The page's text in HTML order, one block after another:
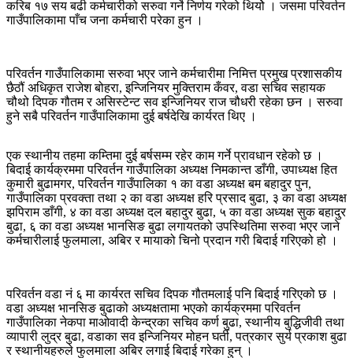
करिब १७ सय बढी कर्मचारीको सरुवा गर्ने निर्णय गरेको थियोे । जसमा परिवर्तन
गाउँपालिकामा पाँच जना कर्मचारी परेका हुन ।
परिवर्तन गाउँपालिकामा सरुवा भएर जाने कर्मचारीमा निमित्त प्रमुख प्रशासकीय
छैठौं अधिकृत राजेश बोहरा, इन्जिनियर मुक्तिराम कँवर, वडा सचिव सहायक
चौथो दिपक गौतम र असिस्टेन्ट सव इन्जिनियर राज चौधरी रहेका छन । सरुवा
हुने सबै परिवर्तन गाउँपालिकामा दुई बर्षदेखि कार्यरत थिए ।
एक स्थानीय तहमा कम्तिमा दुई बर्षसम्म रहेर काम गर्ने प्रावधान रहेको छ ।
बिदाई कार्यक्रममा परिवर्तन गाउँपालिका अध्यक्ष निमकान्त डाँगी, उपाध्यक्ष हित
कुमारी बुढामगर, परिवर्तन गाउँपालिका १ का वडा अध्यक्ष बम बहादुर पुन,
गाउँपालिका प्रवक्ता तथा २ का वडा अध्यक्ष हरि प्रसाद बुढा, ३ का वडा अध्यक्ष
झपिराम डाँगी, ४ का वडा अध्यक्ष दल बहादुर बुढा, ५ का वडा अध्यक्ष सुक बहादुर
बुढा, ६ का वडा अध्यक्ष भानसिङ बुढा लगायतको उपस्थितिमा सरुवा भएर जाने
कर्मचारीलाई फुलमाला, अबिर र मायाको चिनो प्रदान गरी बिदाई गरिएको हो ।
परिवर्तन वडा नं ६ मा कार्यरत सचिव दिपक गौतमलाई पनि बिदाई गरिएको छ ।
वडा अध्यक्ष भानसिङ बुढाको अध्यक्षतामा भएको कार्यक्रममा परिवर्तन
गाउँपालिका नेकपा माओवादी केन्द्रका सचिव कर्ण बुढा, स्थानीय बुद्धिजीवी तथा
व्यापारी लुद्र बुढा, वडाका सव इन्जिनियर मोहन घर्ती, पत्रकार सुर्य प्रकाश बुढा
र स्थानीयहरुले फुलमाला अबिर लगाई बिदाई गरेका हुन् ।